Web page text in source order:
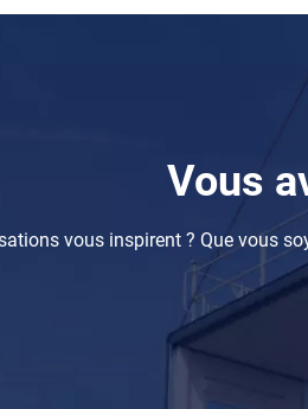
Vous
vous inspirent ? Que vous